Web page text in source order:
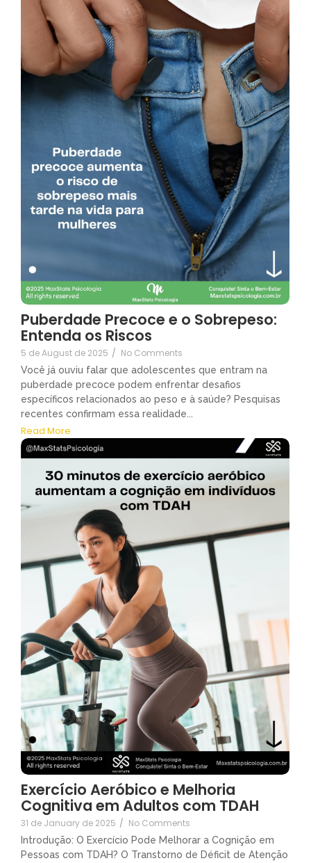
Puberdade Precoce e o Sobrepeso:
Entenda os Riscos
5 de August de 2025 / No Comments
Você já ouviu falar que adolescentes que entram na
puberdade precoce podem enfrentar desafios
específicos relacionados ao peso e à saúde? Pesquisas
recentes confirmam essa realidade...
Read More
Exercício Aeróbico e Melhoria
Cognitiva em Adultos com TDAH
31 de January de 2025 / No Comments
Introdução: O Exercício Pode Melhorar a Cognição em
Pessoas com TDAH? O Transtorno de Déficit de Atenção